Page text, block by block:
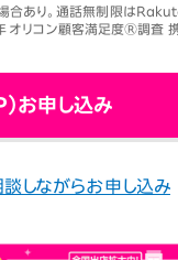
あり。通話無制限は
リコン顧客満足度Ⓡ調査 携
お申し込み
談しながらお申し込み